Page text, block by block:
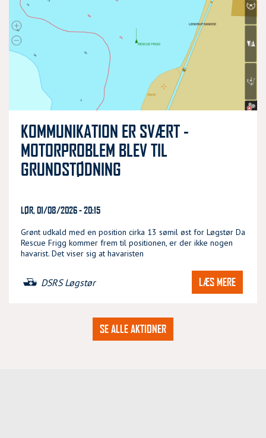
KOMMUNIKATION ER SVÆRT -
MOTORPROBLEM BLEV TIL
GRUNDSTØDNING
LØR, 01/08/2026 - 20:15
Grønt udkald med en position cirka 13 sømil øst for Løgstør Da
Rescue Frigg kommer frem til positionen, er der ikke nogen
havarist. Det viser sig at havaristen
DSRS Løgstør LÆS MERE
SE ALLE AKTIONER